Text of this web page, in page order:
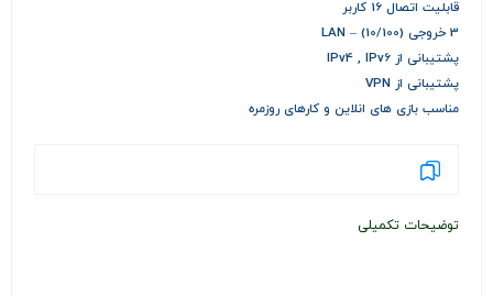
قابلیت اتصال 16 کاربر
3 خروجی LAN – (10/100)
پشتیبانی از IPv4 , IPv6
پشتیبانی از VPN
مناسب بازی های انلاین و کارهای روزمره
توضیحات تکمیلی